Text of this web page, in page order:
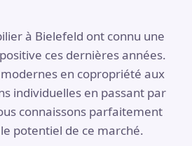
à Bielefeld ont connu une
ces dernières années.
en copropriété aux
individuelles en passant par
connaissons parfaitement
potentiel de ce marché.